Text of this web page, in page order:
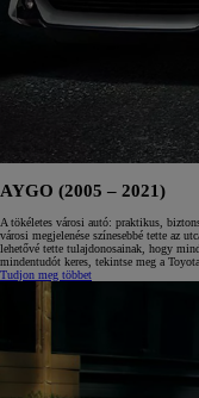
AYGO (2005 – 2021)
A tökéletes városi autó: praktikus,
városi megjelenése színesebbé tette az
lehetővé tette tulajdonosainak, hogy
mindentudót keres, tekintse meg a
Tudjon meg többet